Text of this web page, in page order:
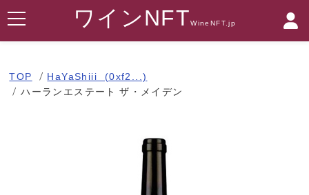
ワインNFTWineNFT.jp
TOP
HaYaShiii (0xf2...)
ハーランエステート ザ・メイデン